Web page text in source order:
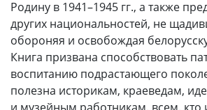
Родину в 1941–1945 гг., а также
других национальностей, не
обороняя и освобождая
Книга призвана способствовать
воспитанию подрастающего
полезна историкам, краеведам,